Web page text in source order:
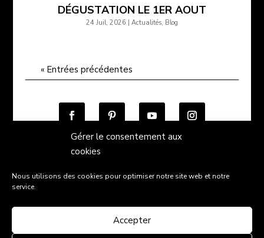
Gérer le consentement aux
cookies
Nous utilisons des cookies pour optimiser notre site web et notre
service.
Accepter
DÉGUSTATION LE 1ER AOUT
24 Juil, 2026 Actualités, Blog
« Entrées précédentes
Conditions générales de vente
Contact